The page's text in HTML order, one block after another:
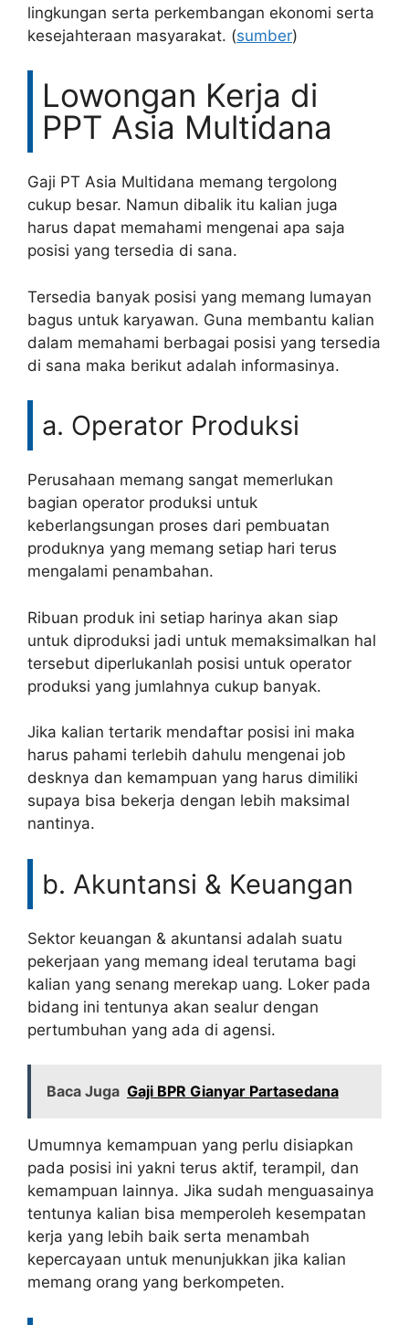
lingkungan serta perkembangan ekonomi serta
kesejahteraan masyarakat. (sumber)
Lowongan Kerja di
PPT Asia Multidana
Gaji PT Asia Multidana memang tergolong
cukup besar. Namun dibalik itu kalian juga
harus dapat memahami mengenai apa saja
posisi yang tersedia di sana.
Tersedia banyak posisi yang memang lumayan
bagus untuk karyawan. Guna membantu kalian
dalam memahami berbagai posisi yang tersedia
di sana maka berikut adalah informasinya.
a. Operator Produksi
Perusahaan memang sangat memerlukan
bagian operator produksi untuk
keberlangsungan proses dari pembuatan
produknya yang memang setiap hari terus
mengalami penambahan.
Ribuan produk ini setiap harinya akan siap
untuk diproduksi jadi untuk memaksimalkan hal
tersebut diperlukanlah posisi untuk operator
produksi yang jumlahnya cukup banyak.
Jika kalian tertarik mendaftar posisi ini maka
harus pahami terlebih dahulu mengenai job
desknya dan kemampuan yang harus dimiliki
supaya bisa bekerja dengan lebih maksimal
nantinya.
b. Akuntansi & Keuangan
Sektor keuangan & akuntansi adalah suatu
pekerjaan yang memang ideal terutama bagi
kalian yang senang merekap uang. Loker pada
bidang ini tentunya akan sealur dengan
pertumbuhan yang ada di agensi.
Baca Juga Gaji BPR Gianyar Partasedana
Umumnya kemampuan yang perlu disiapkan
pada posisi ini yakni terus aktif, terampil, dan
kemampuan lainnya. Jika sudah menguasainya
tentunya kalian bisa memperoleh kesempatan
kerja yang lebih baik serta menambah
kepercayaan untuk menunjukkan jika kalian
memang orang yang berkompeten.